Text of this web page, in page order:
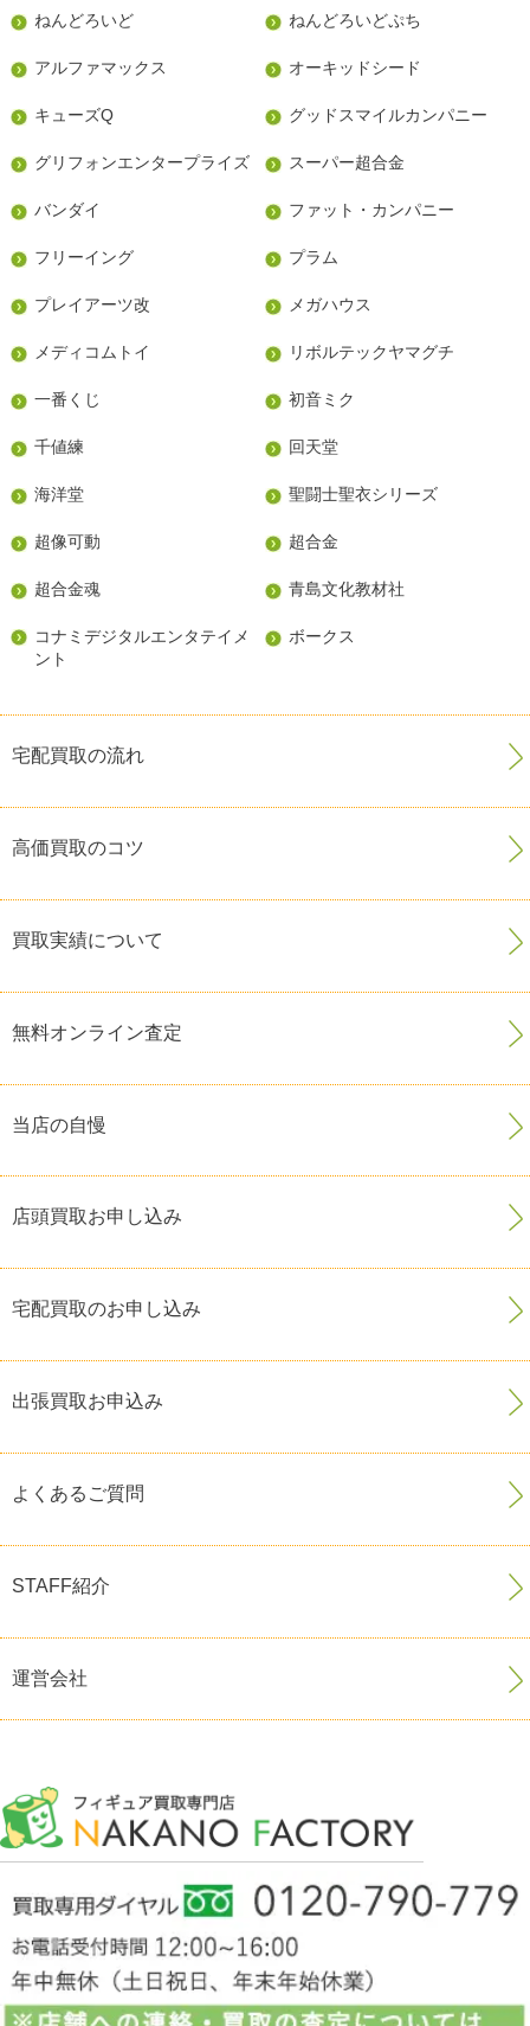
ねんどろいど ねんどろいどぷち
アルファマックス オーキッドシード
キューズQ グッドスマイルカンパニー
グリフォンエンタープライズ スーパー超合金
バンダイ ファット・カンパニー
フリーイング プラム
プレイアーツ改 メガハウス
メディコムトイ リボルテックヤマグチ
一番くじ 初音ミク
千値練 回天堂
海洋堂 聖闘士聖衣シリーズ
超像可動 超合金
超合金魂 青島文化教材社
コナミデジタルエンタテイメ
ント
ボークス
宅配買取の流れ
高価買取のコツ
買取実績について
無料オンライン査定
当店の自慢
店頭買取お申し込み
宅配買取のお申し込み
出張買取お申込み
よくあるご質問
STAFF紹介
運営会社